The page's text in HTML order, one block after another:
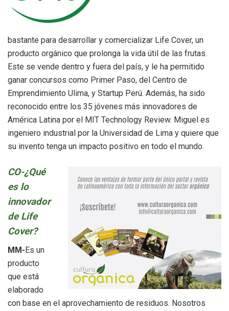
bastante para desarrollar y comercializar Life Cover, un
producto orgánico que prolonga la vida útil de las frutas.
Este se vende dentro y fuera del país, y le ha permitido
ganar concursos como Primer Paso, del Centro de
Emprendimiento Ulima, y Startup Perú. Además, ha sido
reconocido entre los 35 jóvenes más innovadores de
América Latina por el MIT Technology Review. Miguel es
ingeniero industrial por la Universidad de Lima y quiere que
su invento tenga un impacto positivo en todo el mundo.
CO-¿Qué
es lo
innovador
de Life
Cover?
MM- Es un
producto
que está
elaborado
con base en el aprovechamiento de residuos. Nosotros